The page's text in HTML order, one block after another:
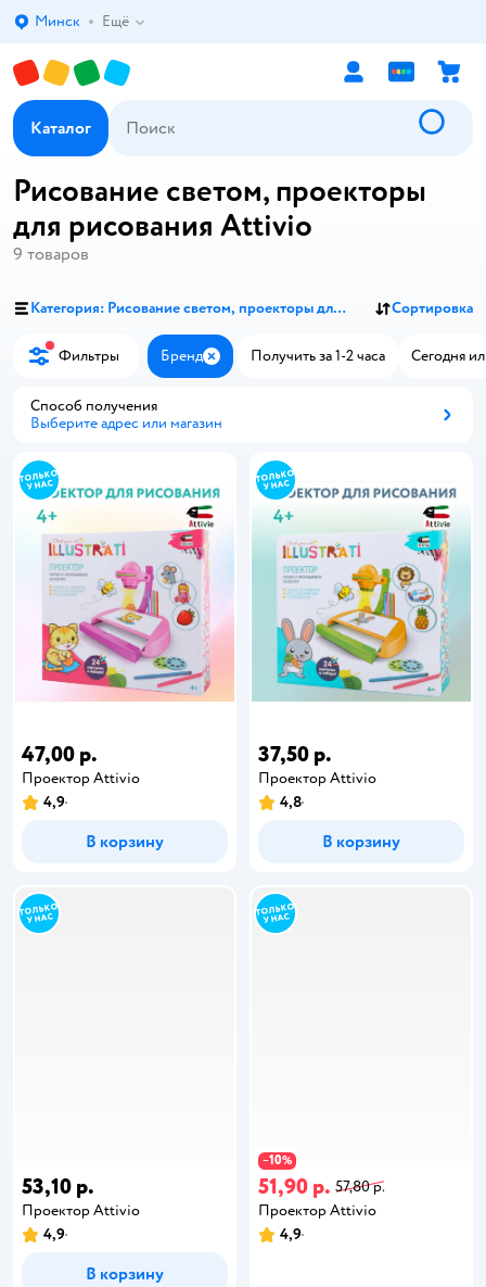
Выбор адреса доставки.
Минск Ещё
Каталог
Рисование светом, проекторы
для рисования Attivio
9 товаров
Категория: Рисование светом, проекторы для рисованияСортировка
Фильтры Бренд ЗакрытьПолучить за 1-2 часа Сегодня
Способ получения
Выберите адрес или магазин
47,00 р.
Проектор Attivio
4,9
В корзину
37,50 р.
Проектор Attivio
4,8
В корзину
53,10 р.
Проектор Attivio
4,9
В корзину
−10%
51,90 р. 57,80 р.
Проектор Attivio
4,9